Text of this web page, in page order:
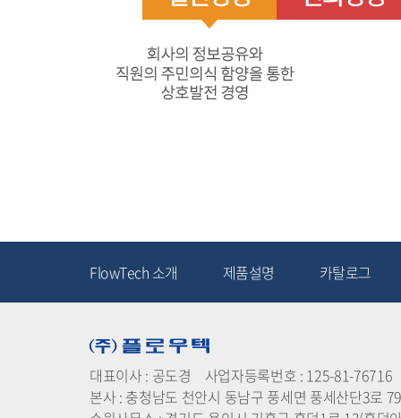
FlowTech 소개 제품설명 카탈로그
대표이사 : 공도경 사업자등록번호 : 125-81-
본사 : 충청남도 천안시 동남구 풍세면 풍세산단3